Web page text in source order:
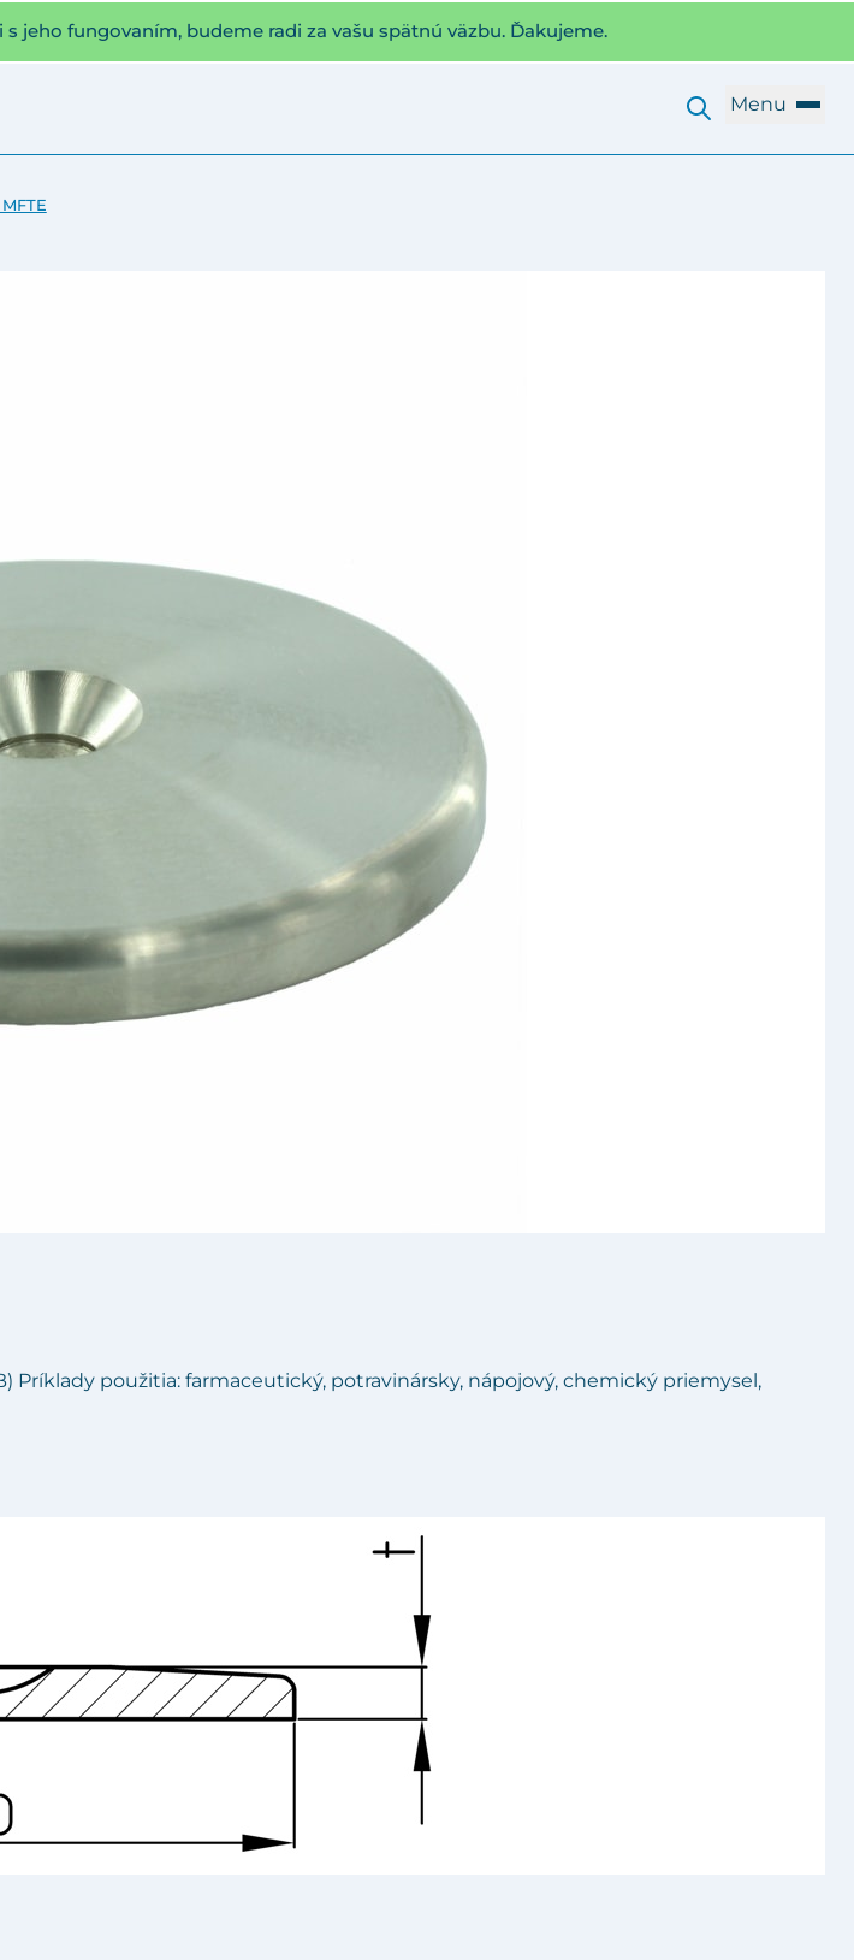
jeho fungovaním, budeme radi za vašu spätnú väzbu. Ďakujeme.
Menu
Príklady použitia: farmaceutický, potravinársky, nápojový, chemický priemysel,